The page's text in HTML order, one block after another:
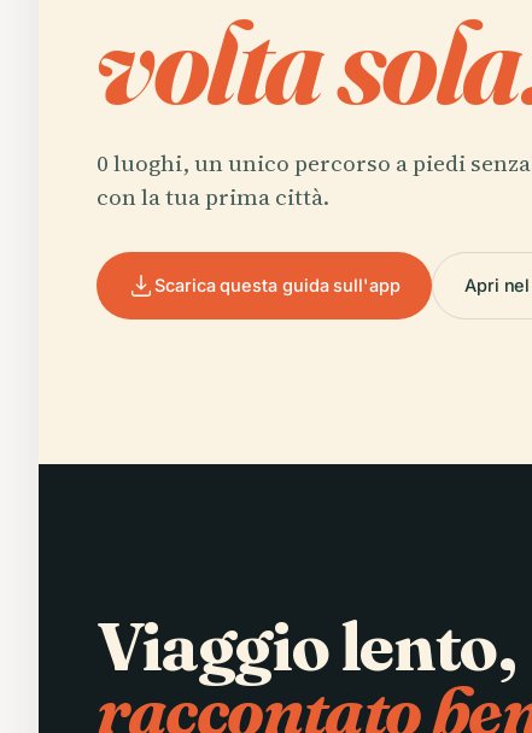
volta
0 luoghi, un unico percorso a piedi
con la tua prima città.
Scarica questa guida sull'app Apri
Viaggio lento,
raccontato